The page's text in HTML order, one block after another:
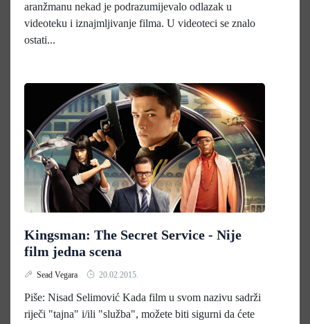
aranžmanu nekad je podrazumijevalo odlazak u
videoteku i iznajmljivanje filma. U videoteci se znalo
ostati...
Kingsman: The Secret Service - Nije
film jedna scena
Sead Vegara 20.02.2015.
Piše: Nisad Selimović Kada film u svom nazivu sadrži
riječi "tajna" i/ili "služba", možete biti sigurni da ćete